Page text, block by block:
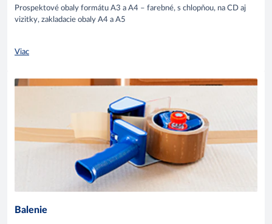
Prospektové obaly formátu A3 a A4 – farebné, s chlopňou, na CD aj
vizitky, zakladacie obaly A4 a A5
Viac
Balenie